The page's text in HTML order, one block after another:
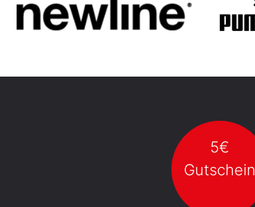
5€
Gutschein